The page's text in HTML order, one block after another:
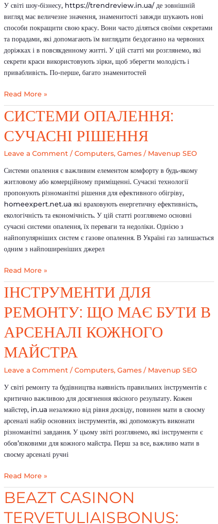
У світі шоу-бізнесу, https://trendreview.in.ua/ де зовнішній
вигляд має величезне значення, знаменитості завжди шукають нові
способи покращити свою красу. Вони часто діляться своїми секретами
та порадами, які допомагають їм виглядати бездоганно на червоних
доріжках і в повсякденному житті. У цій статті ми розглянемо, які
секрети краси використовують зірки, щоб зберегти молодість і
привабливість. По-перше, багато знаменитостей
Read More »
СИСТЕМИ ОПАЛЕННЯ:
СУЧАСНІ РІШЕННЯ
Leave a Comment /Computers, Games/ Mavenup SEO
Системи опалення є важливим елементом комфорту в будь-якому
житловому або комерційному приміщенні. Сучасні технології
пропонують різноманітні рішення для ефективного обігріву,
homeexpert.net.ua які враховують енергетичну ефективність,
екологічність та економічність. У цій статті розглянемо основні
сучасні системи опалення, їх переваги та недоліки. Однією з
найпопулярніших систем є газове опалення. В Україні газ залишається
одним з найпоширеніших джерел
Системи
опалення:
сучасні
рішення
Read More »
ІНСТРУМЕНТИ ДЛЯ
РЕМОНТУ: ЩО МАЄ БУТИ В
АРСЕНАЛІ КОЖНОГО
МАЙСТРА
Leave a Comment /Computers, Games/ Mavenup SEO
У світі ремонту та будівництва наявність правильних інструментів є
критично важливою для досягнення якісного результату. Кожен
майстер, in.ua незалежно від рівня досвіду, повинен мати в своєму
арсеналі набір основних інструментів, які допоможуть виконати
різноманітні завдання. У цьому звіті розглянемо, які інструменти є
обов’язковими для кожного майстра. Перш за все, важливо мати в
своєму арсеналі ручні
Інструменти
для
ремонту:
має
майстра
Read More »
BEAZT CASINON
TERVETULIAISBONUS:
Beazt
Casinon
Tervetuliaisbonus: